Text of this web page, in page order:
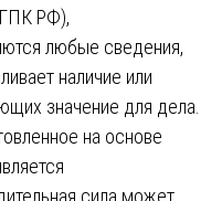
РФ),
любые сведения,
наличие или
значение для дела.
на основе
сила может